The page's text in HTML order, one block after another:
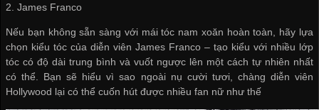
2. James Franco
Nếu bạn không sẵn sàng với mái tóc nam xoăn hoàn toàn, hãy lựa
chọn kiểu tóc của diễn viên James Franco – tạo kiểu với nhiều lớp
tóc có độ dài trung bình và vuốt ngược lên một cách tự nhiên nhất
có thể. Bạn sẽ hiểu vì sao ngoài nụ cười tươi, chàng diễn viên
Hollywood lại có thể cuốn hút được nhiều fan nữ như thế